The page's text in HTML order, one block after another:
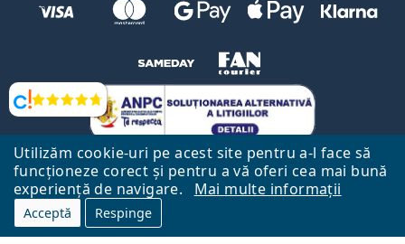
Utilizăm cookie-uri pe acest site pentru a-l face să
funcționeze corect și pentru a vă oferi cea mai bună
experiență de navigare.
Mai multe informații
Acceptă Respinge
Opinii
Către Pagina Principală Mai sus